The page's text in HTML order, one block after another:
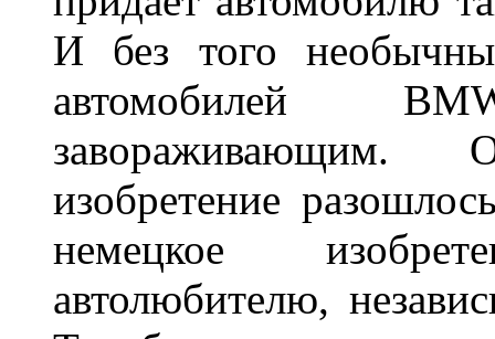
И без того
автомобилей
завораживающим.
изобретение
немецкое
автолюбителю,